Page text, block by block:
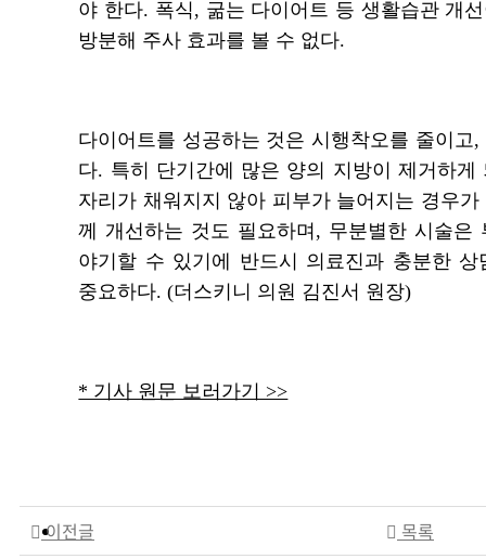
야 한다. 폭식, 굶는 다이어트 등 생활습관 개
방분해 주사 효과를 볼 수 없다.
다이어트를 성공하는 것은 시행착오를 줄이고
다. 특히 단기간에 많은 양의 지방이 제거하게
자리가 채워지지 않아 피부가 늘어지는 경우
께 개선하는 것도 필요하며, 무분별한 시술은
야기할 수 있기에 반드시 의료진과 충분한
중요하다. (더스키니 의원 김진서 원장)
* 기사 원문 보러가기 >>
이전글 목록